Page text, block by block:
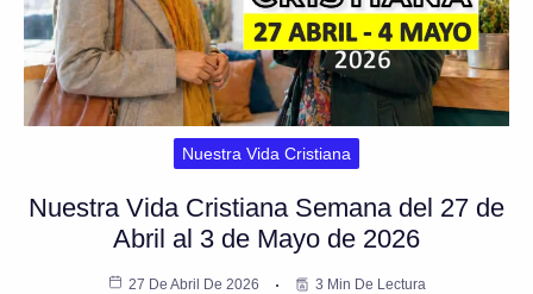
Nuestra Vida Cristiana
Nuestra Vida Cristiana Semana del 27 de
Abril al 3 de Mayo de 2026
27 De Abril De 2026 3 Min De Lectura